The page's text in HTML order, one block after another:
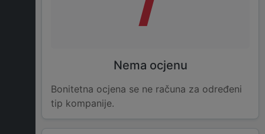
Nema ocjenu
Bonitetna ocjena se ne računa za određeni
tip kompanije.